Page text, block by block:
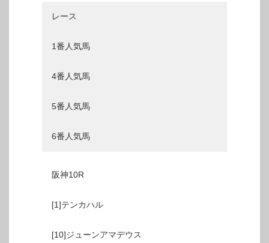
レース
1番人気馬
4番人気馬
5番人気馬
6番人気馬
阪神10R
[1]テンカハル
[10]ジューンアマデウス